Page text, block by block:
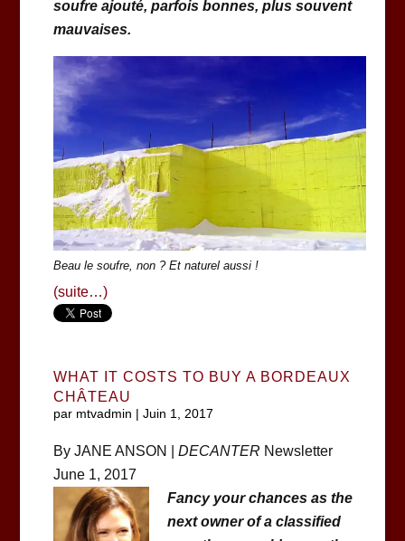
soufre ajouté, parfois bonnes, plus souvent
mauvaises.
Beau le soufre, non ? Et naturel aussi !
(suite…)
WHAT IT COSTS TO BUY A BORDEAUX
CHÂTEAU
par mtvadmin | Juin 1, 2017
By JANE ANSON | DECANTER Newsletter
June 1, 2017
Fancy your chances as the
next owner of a classified